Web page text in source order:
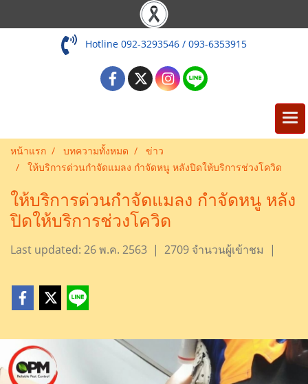
Hotline 092-3293546 / 093-6353915
หน้าแรก บทความทั้งหมด
ข่าว
ให้บริการด่วนกำจัดแมลง กำจัดหนู หลังปิดให้บริการช่วงโควิด
ให้บริการด่วนกำจัดแมลง กำจัดหนู หลัง
ปิดให้บริการช่วงโควิด
Last updated: 26 พ.ค. 2563 | 2709 จำนวนผู้เข้าชม |